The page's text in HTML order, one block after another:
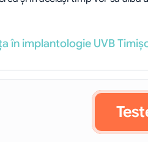
în implantologie UVB